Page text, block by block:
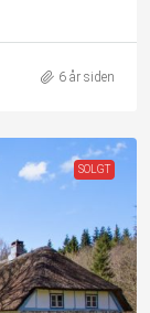
6 år siden
SOLGT